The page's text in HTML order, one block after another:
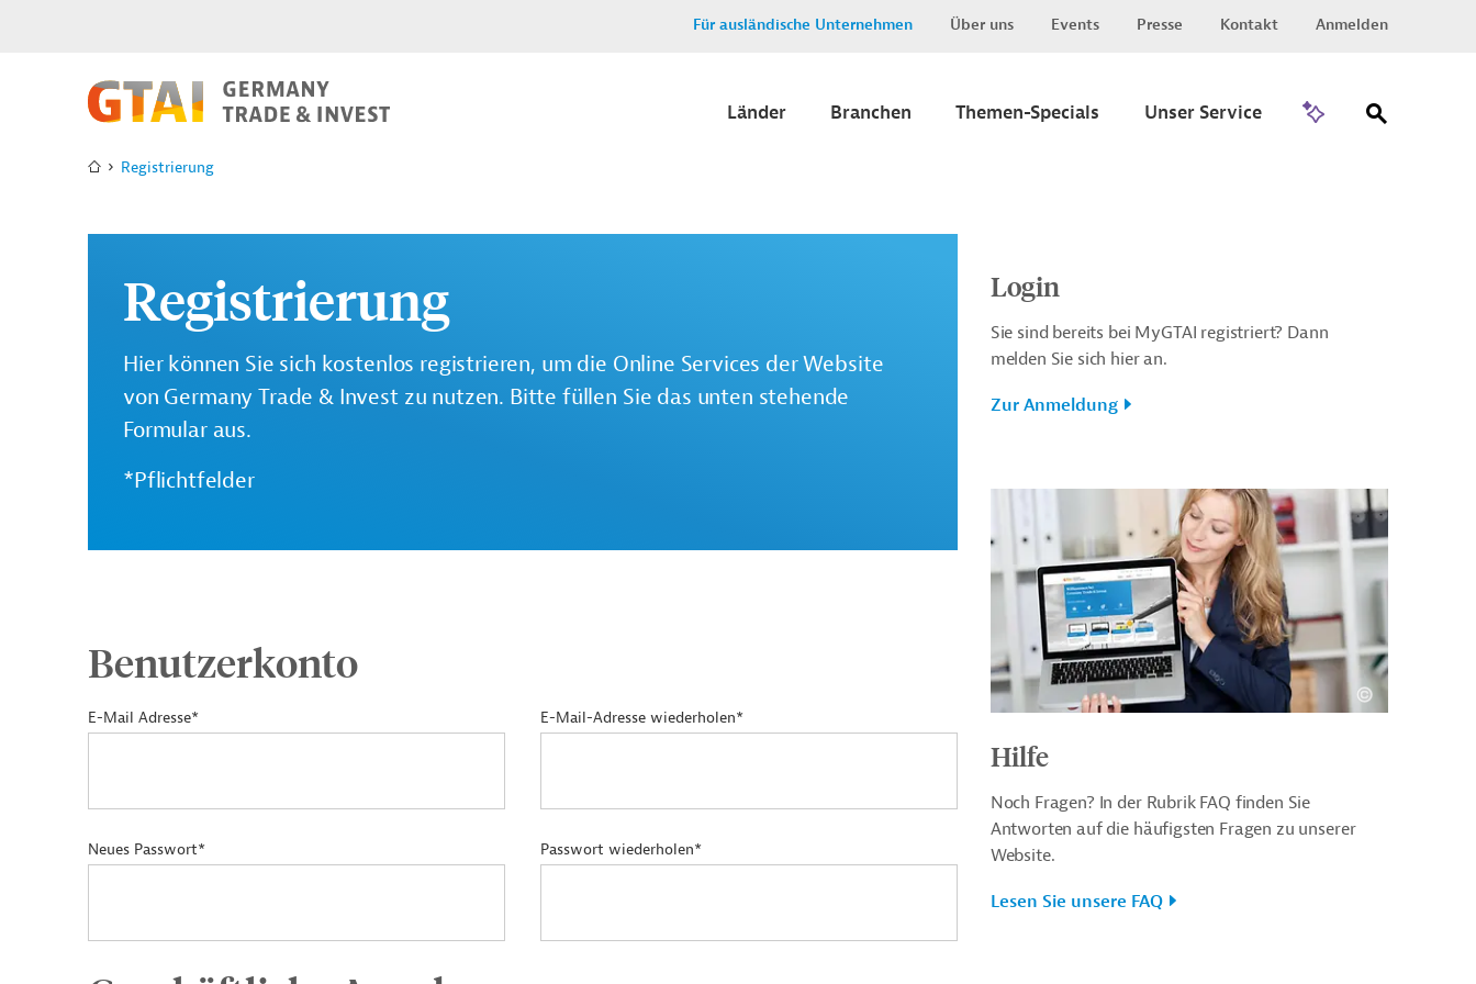
Für ausländische Unternehmen Über uns Events Presse Kontakt Anmelden
Länder Branchen Themen-Specials Unser Service
Registrierung
Registrierung
Hier können Sie sich kostenlos registrieren, um die Online Services der Website
von Germany Trade & Invest zu nutzen. Bitte füllen Sie das unten stehende
Formular aus.
*Pflichtfelder
Benutzerkonto
E-Mail Adresse* E-Mail-Adresse wiederholen*
Neues Passwort* Passwort wiederholen*
Login
Sie sind bereits bei MyGTAI registriert? Dann
melden Sie sich hier an.
Zur Anmeldung
Hilfe
Noch Fragen? In der Rubrik FAQ finden Sie
Antworten auf die häufigsten Fragen zu unserer
Website.
Lesen Sie unsere FAQ